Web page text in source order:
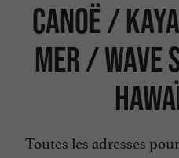
Canoë /
mer / Wave
Toutes les adresses